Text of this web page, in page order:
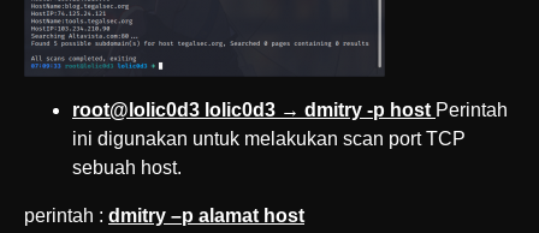
root@lolic0d3 lolic0d3 → dmitry -p host Perintah
ini digunakan untuk melakukan scan port TCP
sebuah host.
perintah : dmitry –p alamat host